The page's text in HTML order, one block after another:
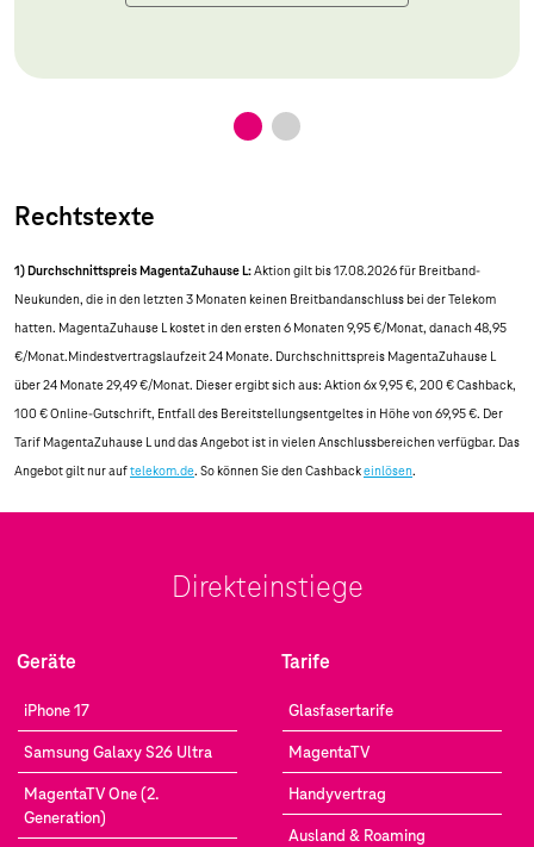
Rechtstexte
1) Durchschnittspreis MagentaZuhause L:Aktion gilt bis 17.08.2026 für Breitband-
Neukunden, die in den letzten 3 Monaten keinen Breitbandanschluss bei der Telekom
hatten. MagentaZuhause L kostet in den ersten 6 Monaten 9,95 €/Monat, danach 48,95
€/Monat.Mindestvertragslaufzeit 24 Monate. Durchschnittspreis MagentaZuhause L
über 24 Monate 29,49 €/Monat. Dieser ergibt sich aus: Aktion 6x 9,95 €, 200 € Cashback,
100 € Online-Gutschrift, Entfall des Bereitstellungsentgeltes in Höhe von 69,95 €. Der
Tarif MagentaZuhause L und das Angebot ist in vielen Anschlussbereichen verfügbar. Das
Angebot gilt nur auftelekom.de. So können Sie den Cashbackeinlösen.
Direkteinstiege
Geräte
iPhone 17
Samsung Galaxy S26 Ultra
MagentaTV One (2.
Generation)
Tarife
Glasfasertarife
MagentaTV
Handyvertrag
Ausland & Roaming